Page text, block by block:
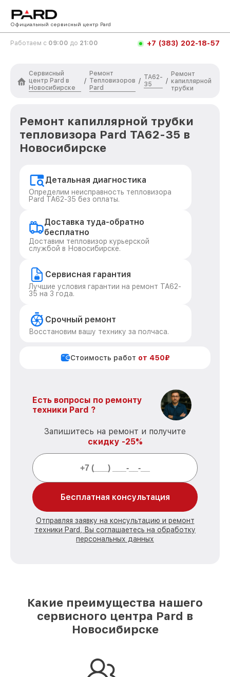
Официальный сервисный центр Pard
Работаем с 09:00 до 21:00 +7 (383) 202-18-57
Сервисный
центр Pard в
Новосибирске
/
Ремонт
Тепловизоров
Pard
/
TA62-
35
/
Ремонт
капиллярной
трубки
Ремонт капиллярной трубки
тепловизора Pard TA62-35 в
Новосибирске
Детальная диагностика
Определим неисправность тепловизора
Pard TA62-35 без оплаты.
Доставка туда-обратно
бесплатно
Доставим тепловизор курьерской
службой в Новосибирске.
Сервисная гарантия
Лучшие условия гарантии на ремонт TA62-
35 на 3 года.
Срочный ремонт
Восстановим вашу технику за полчаса.
Стоимость работ от 450₽
Есть вопросы по ремонту
техники Pard ?
Запишитесь на ремонт и получите
скидку -25%
Бесплатная консультация
Отправляя заявку на консультацию и ремонт
техники Pard, Вы соглашаетесь на обработку
персональных данных
Какие преимущества нашего
сервисного центра Pard в
Новосибирске